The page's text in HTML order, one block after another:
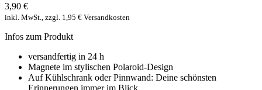
3,90 €
inkl. MwSt., zzgl. 1,95 € Versandkosten
Infos zum Produkt
versandfertig in 24 h
Magnete im stylischen Polaroid-Design
Auf Kühlschrank oder Pinnwand: Deine schönsten
Erinnerungen immer im Blick